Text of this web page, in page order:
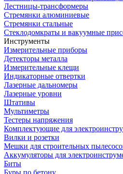
Лестницы-трансформеры
Стремянки алюминиевые
Стремянки стальные
Стеклодомкраты и вакуумные
Инструменты
Измерительные приборы
Детекторы металла
Измерительные клещи
Индикаторные отвертки
Лазерные дальномеры
Лазерные уровни
Штативы
Мультиметры
Тестеры напряжения
Комплектующие для
Вилки и розетки
Мешки для строительных
Аккумуляторы для
Биты
Буры по бетону